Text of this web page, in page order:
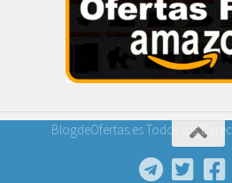
BlogdeOfertas.es Todos los